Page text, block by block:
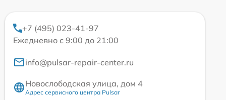
+7 (495) 023-41-97
Ежедневно с 9:00 до 21:00
info@pulsar-repair-center.ru
Новослободская улица, дом 4
Адрес сервисного центра Pulsar